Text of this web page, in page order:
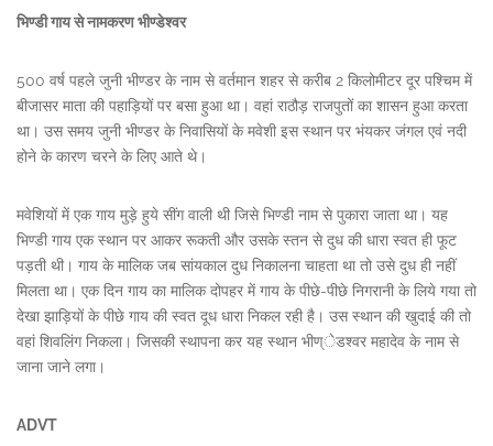
भिण्डी गाय से नामकरण भीण्डेश्वर
500 वर्ष पहले जुनी भीण्डर के नाम से वर्तमान शहर से करीब 2 किलोमीटर दूर पश्चिम में
बीजासर माता की पहाड़ियों पर बसा हुआ था। वहां राठौड़ राजपुतों का शासन हुआ करता
था। उस समय जुनी भीण्डर के निवासियों के मवेशी इस स्थान पर भंयकर जंगल एवं नदी
होने के कारण चरने के लिए आते थे।
मवेशियों में एक गाय मुड़े हुये सींग वाली थी जिसे भिण्डी नाम से पुकारा जाता था। यह
भिण्डी गाय एक स्थान पर आकर रूकती और उसके स्तन से दुध की धारा स्वत ही फूट
पड़ती थी। गाय के मालिक जब सांयकाल दुध निकालना चाहता था तो उसे दुध ही नहीं
मिलता था। एक दिन गाय का मालिक दोपहर में गाय के पीछे-पीछे निगरानी के लिये गया तो
देखा झाड़ियों के पीछे गाय की स्वत दूध धारा निकल रही है। उस स्थान की खुदाई की तो
वहां शिवलिंग निकला। जिसकी स्थापना कर यह स्थान भीण्ेडश्वर महादेव के नाम से
जाना जाने लगा।
ADVT